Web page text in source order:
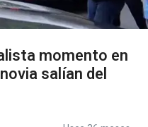
momento en
salían del